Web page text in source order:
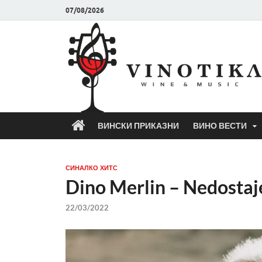
07/08/2026
ВИНСКИ ПРИКАЗНИ ВИНО ВЕСТИ
СИНАЛКО ХИТС
Dino Merlin –
22/03/2022